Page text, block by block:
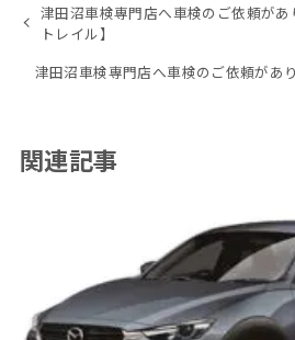
津田沼車検専門店へ車検のご依頼が
トレイル】
津田沼車検専門店へ車検のご依頼があ
関連記事